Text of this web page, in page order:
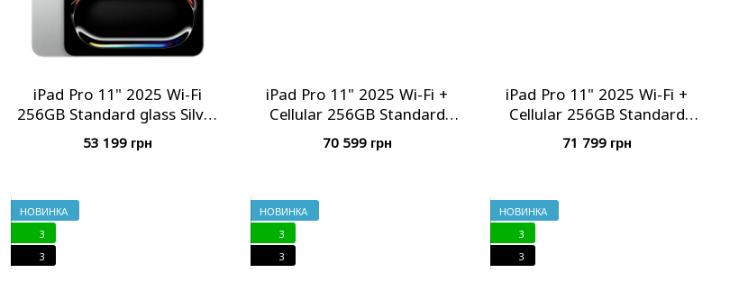
iPad Pro 11" 2025 Wi-Fi
256GB Standard glass Silver
(MDWL4)
53 199 грн
iPad Pro 11" 2025 Wi-Fi +
Cellular 256GB Standard
glass Space Black (ME2N4)
70 599 грн
iPad Pro 11" 2025 Wi-Fi +
Cellular 256GB Standard
glass Silver (ME2P4)
71 799 грн
НОВИНКА
3
3
НОВИНКА
3
3
НОВИНКА
3
3